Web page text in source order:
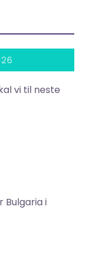
vi til neste
Bulgaria i